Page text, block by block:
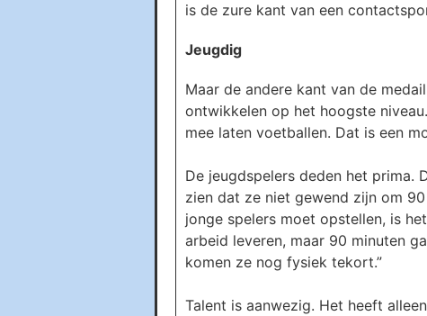
is de zure kant van een
Jeugdig
Maar de andere kant van de
ontwikkelen op het hoogste
mee laten voetballen. Dat is een
De jeugdspelers deden het prima.
zien dat ze niet gewend zijn om
jonge spelers moet opstellen, is
arbeid leveren, maar 90 minuten
komen ze nog fysiek tekort.”
Talent is aanwezig. Het heeft